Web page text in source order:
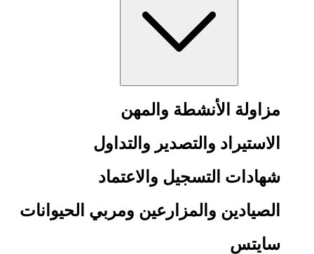
مزاولة الأنشطة والمهن
الاستيراد والتصدير والتداول
شهادات التسجيل والاعتماد
الصيادين والمزارعين ومربي الحيوانات
سايتس